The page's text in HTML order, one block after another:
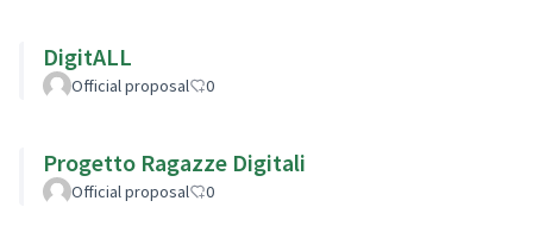
DigitALL
Official proposal 0
Progetto Ragazze Digitali
Official proposal 0